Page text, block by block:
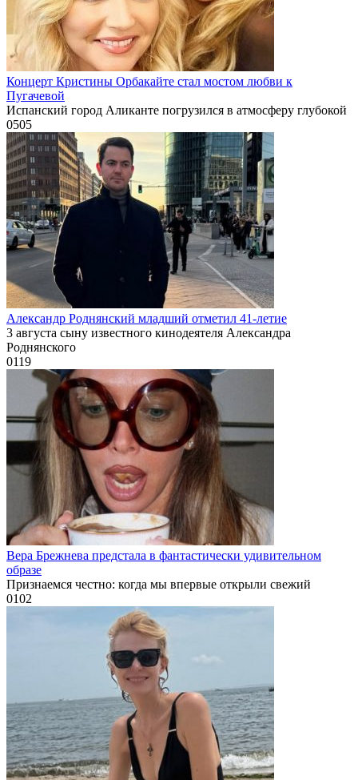
Концерт Кристины Орбакайте стал мостом любви к
Пугачевой
Испанский город Аликанте погрузился в атмосферу глубокой
0505
Александр Роднянский младший отметил 41-летие
3 августа сыну известного кинодеятеля Александра
Роднянского
0119
Вера Брежнева предстала в фантастически удивительном
образе
Признаемся честно: когда мы впервые открыли свежий
0102